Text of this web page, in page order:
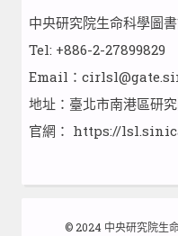
中央研究院生命科學圖
Tel: +886-2-27899829
Email：
地址：臺北市南港區研
官網： https://
© 2024 中央研究院生